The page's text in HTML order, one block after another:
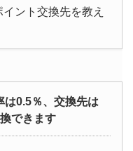
ント交換先を教え
は0.5％、交換先は
できます